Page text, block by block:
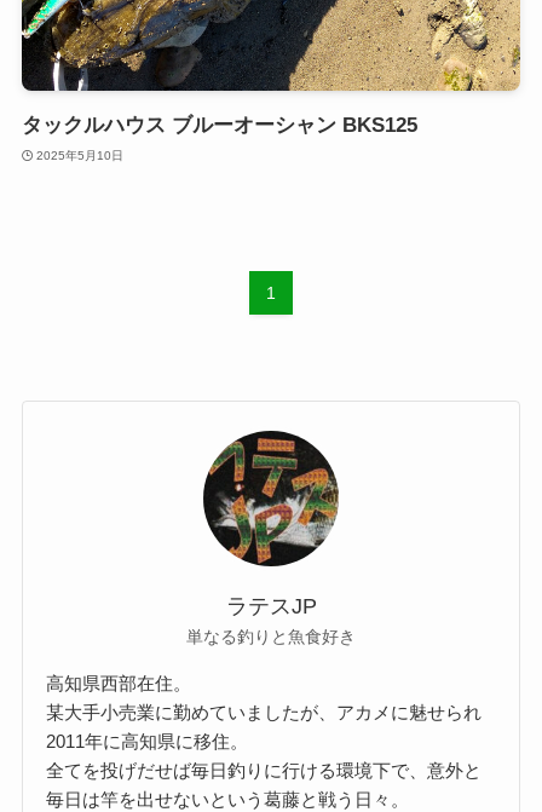
タックルハウス ブルーオーシャン BKS125
2025年5月10日
1
ラテスJP
単なる釣りと魚食好き
高知県西部在住。
某大手小売業に勤めていましたが、アカメに魅せられ
2011年に高知県に移住。
全てを投げだせば毎日釣りに行ける環境下で、意外と
毎日は竿を出せないという葛藤と戦う日々。